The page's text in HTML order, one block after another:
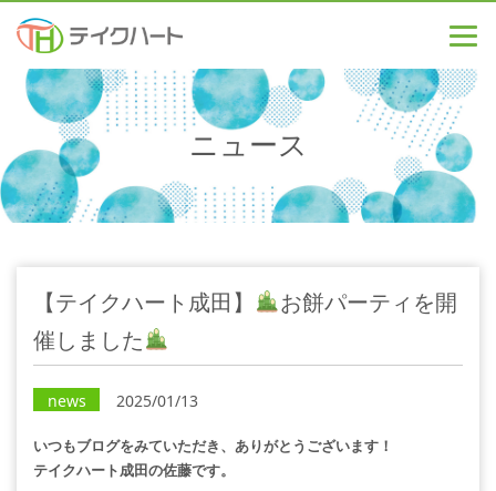
ニュース
【テイクハート成田】
お餅パーティを開
催しました
news 2025/01/13
いつもブログをみていただき、ありがとうございます！
テイクハート成田の佐藤です。